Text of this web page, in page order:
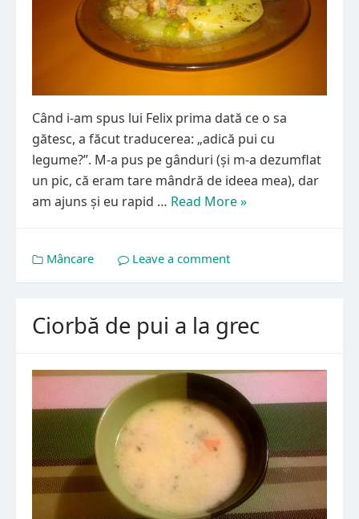
Când i-am spus lui Felix prima dată ce o sa
gătesc, a făcut traducerea: „adică pui cu
legume?”. M-a pus pe gânduri (și m-a dezumflat
un pic, că eram tare mândră de ideea mea), dar
am ajuns și eu rapid … Read More »
Mâncare Leave a comment
Ciorbă de pui a la grec